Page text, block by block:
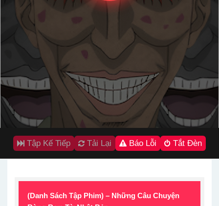
Tập Kế Tiếp Tải Lại Báo Lỗi Tắt Đèn
(Danh Sách Tập Phim) – Những Câu Chuyện